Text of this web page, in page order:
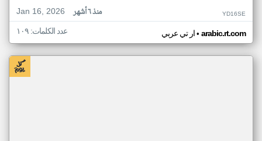
Jan 16, 2026
منذ ٦ أشهر YD16SE
ار تي عربي• arabic.rt.com عدد الكلمات: ١٠٩